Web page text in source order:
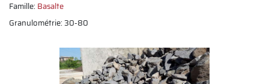
Famille: Basalte
Granulométrie: 30-80